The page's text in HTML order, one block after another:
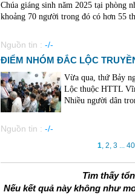
Chúa giáng sinh năm 2025 tại phòng
khoảng 70 người trong đó có hơn 55
Nguồn tin : -/-
ĐIỂM NHÓM ĐẮC LỘC
Vừa qua, thứ Bảy
Lộc thuộc HTTL
Nhiều người dân
Nguồn tin : -/-
1, 2, 3... 40
Tìm thấy
Nếu kết quả này không như